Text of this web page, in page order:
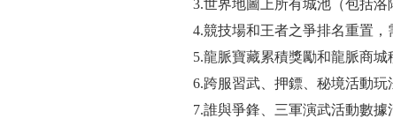
3.世界地圖上所有城池（包括洛
4.競技場和王者之爭排名重置，
5.龍脈寶藏累積獎勵和龍脈商城
6.跨服習武、押鏢、秘境活動玩
7.誰與爭鋒、三軍演武活動數據